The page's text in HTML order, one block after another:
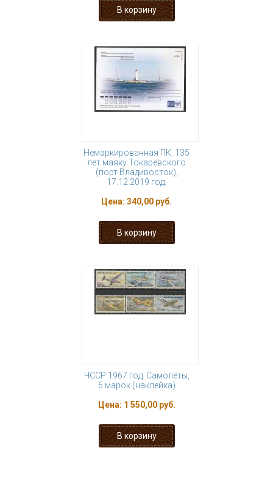
Немаркированная ПК. 135
лет маяку Токаревского
(порт Владивосток),
17.12.2019 год.
Цена: 340,00 руб.
ЧССР 1967 год. Самолёты,
6 марок (наклейка)
Цена: 1 550,00 руб.